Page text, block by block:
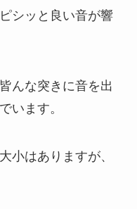
シッと良い音が響
んな突きに音を出
います。
小はありますが、